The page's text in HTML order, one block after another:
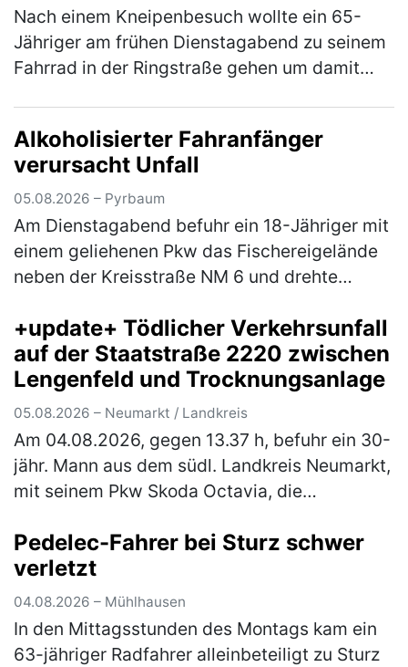
Nach einem Kneipenbesuch wollte ein 65-
Jähriger am frühen Dienstagabend zu seinem
Fahrrad in der Ringstraße gehen um damit
Alkoholisierter Fahranfänger
verursacht Unfall
05.08.2026 – Pyrbaum
Am Dienstagabend befuhr ein 18-Jähriger mit
einem geliehenen Pkw das Fischereigelände
neben der Kreisstraße NM 6 und drehte
Hierbei verlor der Fahranfänger …(mehr)
+update+ Tödlicher Verkehrsunfall
auf der Staatstraße 2220 zwischen
Lengenfeld und Trocknungsanlage
05.08.2026 – Neumarkt / Landkreis
Am 04.08.2026, gegen 13.37 h, befuhr ein 30-
jähr. Mann aus dem südl. Landkreis Neumarkt,
mit seinem Pkw Skoda Octavia, die
Lengenfeld. Ca. 500 m nach der Trocknung…
(mehr)
Pedelec-Fahrer bei Sturz schwer
verletzt
04.08.2026 – Mühlhausen
In den Mittagsstunden des Montags kam ein
63-jähriger Radfahrer alleinbeteiligt zu Sturz